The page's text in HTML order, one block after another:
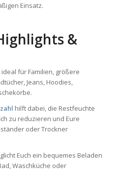
Einsatz.
&
ideal für Familien, größere
Jeans, Hoodies,
hilft dabei, die Restfeuchte
zu reduzieren und Eure
oder Trockner
Euch ein bequemes Beladen
Waschküche oder